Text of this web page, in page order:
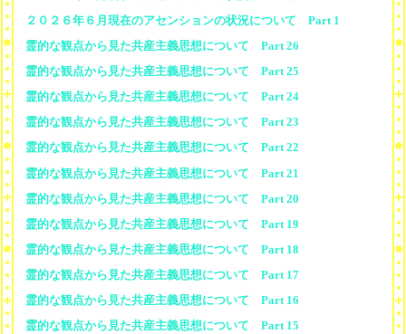
２０２６年６月現在のアセンションの状況について Part 1
霊的な観点から見た共産主義思想について Part 26
霊的な観点から見た共産主義思想について Part 25
霊的な観点から見た共産主義思想について Part 24
霊的な観点から見た共産主義思想について Part 23
霊的な観点から見た共産主義思想について Part 22
霊的な観点から見た共産主義思想について Part 21
霊的な観点から見た共産主義思想について Part 20
霊的な観点から見た共産主義思想について Part 19
霊的な観点から見た共産主義思想について Part 18
霊的な観点から見た共産主義思想について Part 17
霊的な観点から見た共産主義思想について Part 16
霊的な観点から見た共産主義思想について Part 15